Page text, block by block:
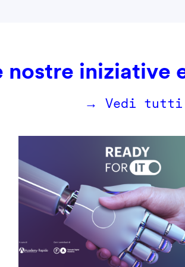
nostre iniziative
→ Vedi tutti